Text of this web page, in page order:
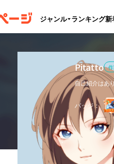
ジャンル ランキング新
Pitatto
自己紹介はあ
バッジ：
作品 3執筆文